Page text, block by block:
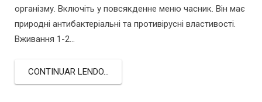
організму. Включіть у повсякденне меню часник. Він має
природні антибактеріальні та противірусні властивості.
Вживання 1-2…
CONTINUAR LENDO...